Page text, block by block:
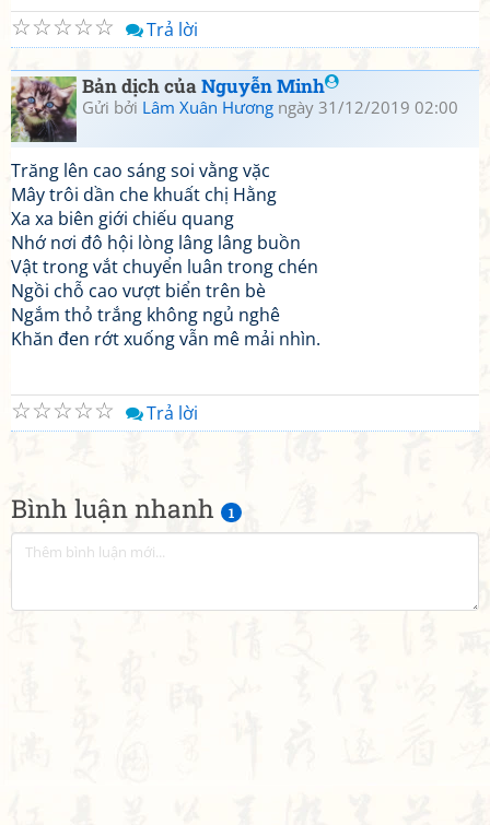
Bình luận nhanh 1
☆
☆
☆
☆
☆ Trả lời
Bản dịch củaNguyễn Minh
Gửi bởi Lâm Xuân Hương ngày 31/12/2019 02:00
Trăng lên cao sáng soi vằng vặc
Mây trôi dần che khuất chị Hằng
Xa xa biên giới chiếu quang
Nhớ nơi đô hội lòng lâng lâng buồn
Vật trong vắt chuyển luân trong chén
Ngồi chỗ cao vượt biển trên bè
Ngắm thỏ trắng không ngủ nghê
Khăn đen rớt xuống vẫn mê mải nhìn.
☆
☆
☆
☆
☆ Trả lời